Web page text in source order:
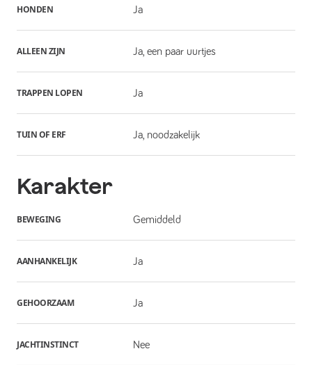
HONDEN Ja
ALLEEN ZIJN Ja, een paar uurtjes
TRAPPEN LOPEN Ja
TUIN OF ERF Ja, noodzakelijk
Karakter
BEWEGING Gemiddeld
AANHANKELIJK Ja
GEHOORZAAM Ja
JACHTINSTINCT Nee